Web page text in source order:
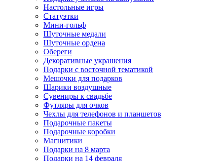
Настольные игры
Статуэтки
Мини-гольф
Шуточные медали
Шуточные ордена
Обереги
Декоративные украшения
Подарки с восточной тематикой
Мешочки для подарков
Шарики воздушные
Сувениры к свадьбе
Футляры для очков
Чехлы для телефонов и планшетов
Подарочные пакеты
Подарочные коробки
Магнитики
Подарки на 8 марта
Подарки на 14 февраля